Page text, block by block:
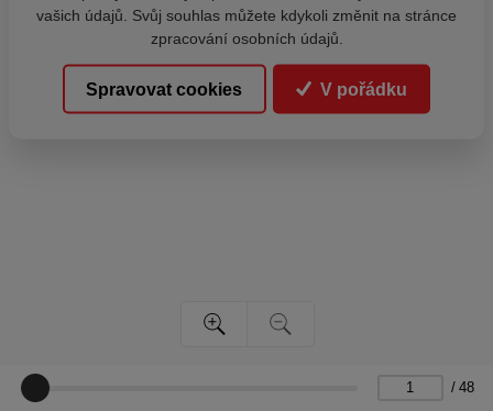
/ 48
vašich údajů. Svůj souhlas můžete kdykoli změnit na stránce
zpracování osobních údajů.
Spravovat cookies V pořádku